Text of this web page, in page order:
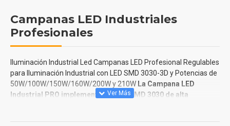
Campanas LED Industriales
Profesionales
Iluminación Industrial Led Campanas LED Profesional Regulables
para Iluminación Industrial con LED SMD 3030-3D y Potencias de
50W/100W/150W/160W/200W y 210W La Campana LED
Industrial PRO implementa diodos SMD 3030 de alta